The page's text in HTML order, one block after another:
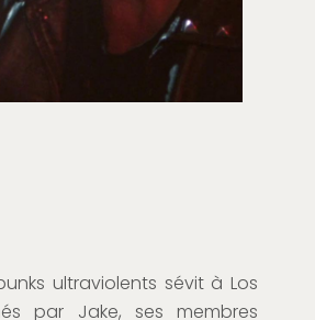
ultraviolents sévit à Los
par Jake, ses membres